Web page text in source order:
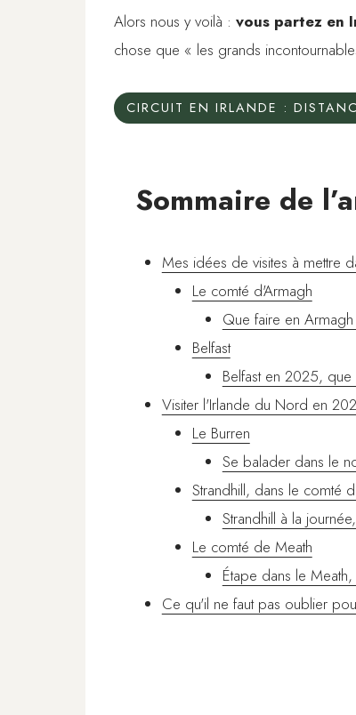
Alors nous y voilà : vous partez en
chose que « les grands
CIRCUIT EN IRLANDE :
Sommaire de
Mes idées de visites à mettre
Le comté d'Armagh
Que faire en
Belfast
Belfast en 2025, que
Visiter l'Irlande du Nord en
Le Burren
Se balader dans le
Strandhill, dans le comté
Strandhill à la
Le comté de Meath
Étape dans le
Ce qu'il ne faut pas oublier